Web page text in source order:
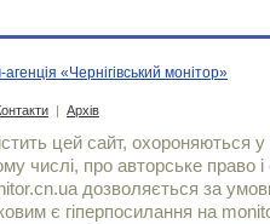
«Чернігівський монітор»
| Архів
цей сайт, охороняються у
числі, про авторське право і
дозволяється за
є гiперпосилання на